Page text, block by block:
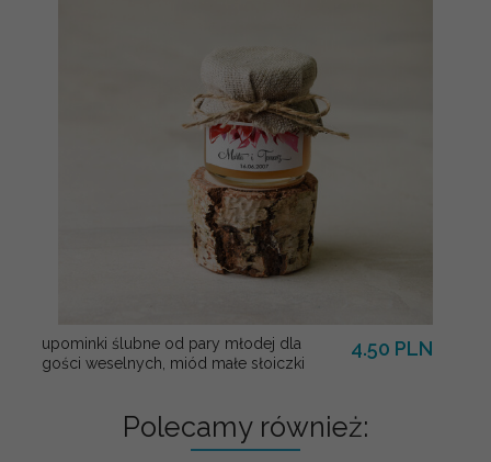
upominki ślubne od pary młodej dla
gości weselnych, miód małe słoiczki
4.50 PLN
Polecamy również: